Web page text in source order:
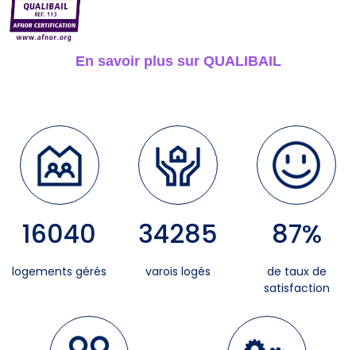
En savoir plus sur QUALIBAIL
16040
logements gérés
34285
varois logés
87%
de taux de
satisfaction